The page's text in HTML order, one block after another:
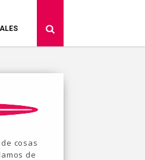
cosas
de